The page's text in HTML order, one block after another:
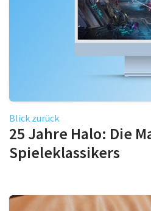
Blick zurück
25 Jahre Halo: Die
Spieleklassikers